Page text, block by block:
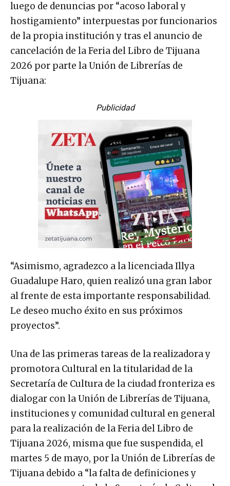
luego de denuncias por “acoso laboral y
hostigamiento” interpuestas por funcionarios
de la propia institución y tras el anuncio de
cancelación de la Feria del Libro de Tijuana
2026 por parte la Unión de Librerías de
Tijuana:
Publicidad
“Asimismo, agradezco a la licenciada Illya
Guadalupe Haro, quien realizó una gran labor
al frente de esta importante responsabilidad.
Le deseo mucho éxito en sus próximos
proyectos”.
Una de las primeras tareas de la realizadora y
promotora Cultural en la titularidad de la
Secretaría de Cultura de la ciudad fronteriza es
dialogar con la Unión de Librerías de Tijuana,
instituciones y comunidad cultural en general
para la realización de la Feria del Libro de
Tijuana 2026, misma que fue suspendida, el
martes 5 de mayo, por la Unión de Librerías de
Tijuana debido a “la falta de definiciones y